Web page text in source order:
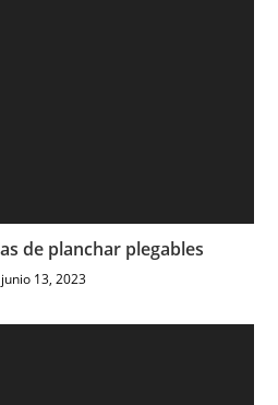
de planchar plegables
junio 13, 2023